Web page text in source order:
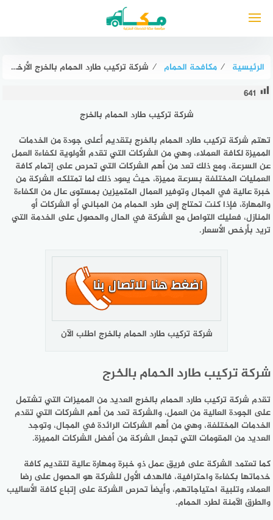
الرئيسية ⁄ مكافحة الحمام ⁄ شركة تركيب طارد الحمام بالخرج الأرخص عام ٢٠٢٥ مكة لمكافحة الطيور
641
شركة تركيب طارد الحمام بالخرج
تهتم شركة تركيب طارد الحمام بالخرج بتقديم أعلى جودة من الخدمات
المميزة لكافة العملاء، وهي من الشركات التي تقدم الأولوية لكفاءة العمل
عن السرعة، ومع ذلك تعد من أهم الشركات التي تحرص على إتمام كافة
العمليات المختلفة بسرعة مميزة، حيث يعود ذلك لما تمتلكه الشركة من
خبرة عالية في المجال وتوفير العمال المتميزين بمستوى عال من الكفاءة
والمهارة، فإذا كنت تحتاج إلى طرد الحمام من المباني أو الشركات أو
المنازل، فعليك التواصل مع الشركة في الحال والحصول على الخدمة التي
تريد بأرخص الأسعار.
شركة تركيب طارد الحمام بالخرج اطلب الآن
شركة تركيب طارد الحمام بالخرج
تقدم شركة تركيب طارد الحمام بالخرج العديد من المميزات التي تشتمل
على الجودة العالية من العمل، والشركة تعد من أهم الشركات التي تقدم
الخدمات المختلفة، وهي من أهم الشركات الرائدة في المجال، وتوجد
العديد من المقومات التي تجعل الشركة من أفضل الشركات المميزة.
كما تعتمد الشركة على فريق عمل ذو خبرة ومهارة عالية لتقديم كافة
خدماتها بكفاءة واحترافية، فالهدف الأول للشركة هو الحصول على رضا
العملاء وتلبية احتياجاتهم، وأيضاً تحرص الشركة على إتباع كافة الأساليب
والطرق الآمنة لطرد الحمام.